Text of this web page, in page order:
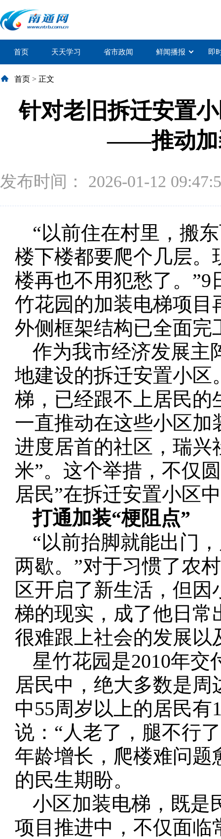
首页 天天学习 省市政闻 鲜闻播报 即
首页 > 正文
针对老旧拆迁安置
——推动加
发布时间： 2026-01-12
“以前住在村里，搬
楼下楼都要爬个几层。
楼再也不用犯愁了。
竹花园的加装电梯项目
外侧框架结构已全面完
作为我市经济发展主
地建设的拆迁安置小区
梯，已经跟不上居民的
一直推动在这些小区
进度居首的社区，瑞兴
米”。这个举措，不仅
居民”在拆迁安置小区
打通加装“梗阻点”
“以前抬脚就能出门
两歇。”对于习惯了农
区开启了新生活，但
梯的现实，成了他日常
很难跟上社会的发展以
星竹花园是2010年交
居民中，绝大多数是周
中55周岁以上的居民有
说：“人老了，腿不行
年龄增长，爬楼难问题
的民生期盼。
小区加装电梯，既是
项目推进中，不仅面临